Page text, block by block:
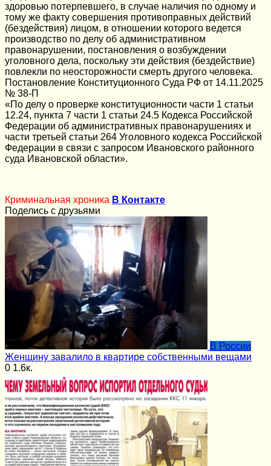
здоровью потерпевшего, в случае наличия по одному и
тому же факту совершения противоправных действий
(бездействия) лицом, в отношении которого ведется
производство по делу об административном
правонарушении, постановления о возбуждении
уголовного дела, поскольку эти действия (бездействие)
повлекли по неосторожности смерть другого человека.
Постановление Конституционного Суда РФ от 14.11.2025
№ 38-П
«По делу о проверке конституционности части 1 статьи
12.24, пункта 7 части 1 статьи 24.5 Кодекса Российской
Федерации об административных правонарушениях и
части третьей статьи 264 Уголовного кодекса Российской
Федерации в связи с запросом Ивановского районного
суда Ивановской области».
Криминальная хроника В Контакте
Поделись с друзьями
В России
Женщину завалило в квартире собственными вещами
0 1.6к.